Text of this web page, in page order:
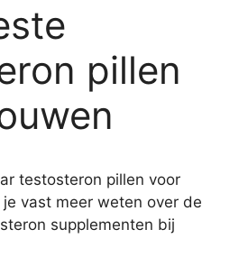
pillen
testosteron pillen voor
vast meer weten over de
supplementen bij